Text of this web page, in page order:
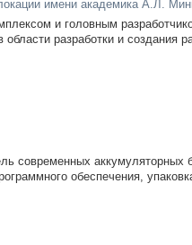
имени академика А.Л.
и головным
разработки и создания
современных аккумуляторных
обеспечения,